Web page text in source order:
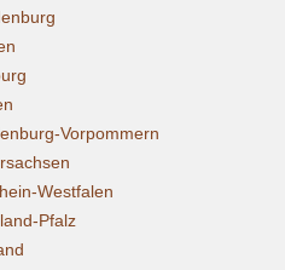
Vorpommern
Westfalen
Pfalz